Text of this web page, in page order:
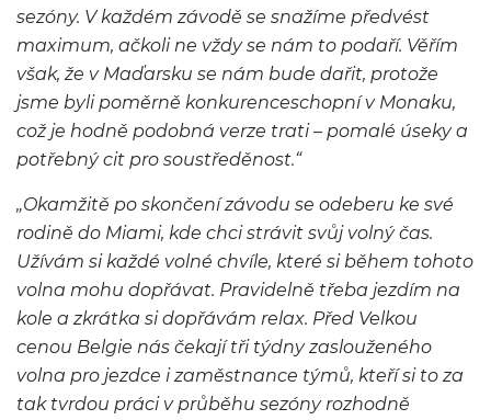
sezóny. V každém závodě se snažíme předvést
maximum, ačkoli ne vždy se nám to podaří. Věřím
však, že v Maďarsku se nám bude dařit, protože
jsme byli poměrně konkurenceschopní v Monaku,
což je hodně podobná verze trati – pomalé úseky a
potřebný cit pro soustředěnost.“
„Okamžitě po skončení závodu se odeberu ke své
rodině do Miami, kde chci strávit svůj volný čas.
Užívám si každé volné chvíle, které si během tohoto
volna mohu dopřávat. Pravidelně třeba jezdím na
kole a zkrátka si dopřávám relax. Před Velkou
cenou Belgie nás čekají tři týdny zaslouženého
volna pro jezdce i zaměstnance týmů, kteří si to za
tak tvrdou práci v průběhu sezóny rozhodně